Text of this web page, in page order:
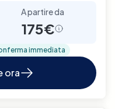
A partire da
175€
immediata
ora